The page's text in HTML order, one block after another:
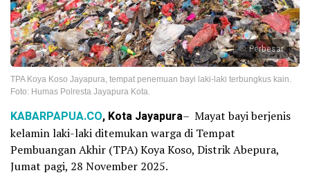
Perbesar
TPA Koya Koso Jayapura, tempat penemuan bayi laki-laki terbungkus kain.
Foto: Humas Polresta Jayapura Kota.
KABARPAPUA.CO, Kota Jayapura– Mayat bayi berjenis
kelamin laki-laki ditemukan warga di Tempat
Pembuangan Akhir (TPA) Koya Koso, Distrik Abepura,
Jumat pagi, 28 November 2025.‎